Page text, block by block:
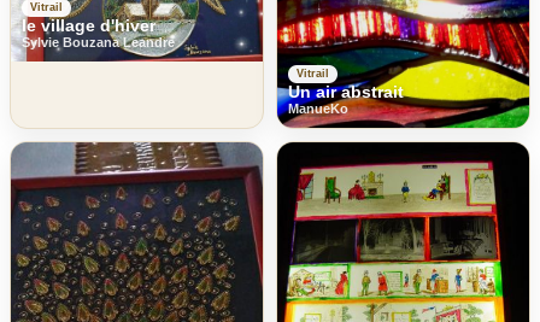
Vitrail
le village d'hiver
Sylvie Bouzana Leandre
Vitrail
Un air abstrait
ManueKo